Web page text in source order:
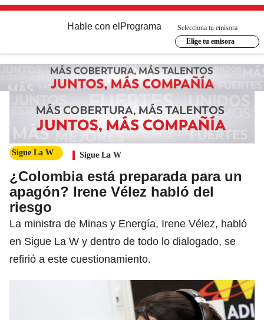
Hable con el Programa
Selecciona tu emisora
Elige tu emisora
Sigue La W Sigue La W
¿Colombia está preparada para un
apagón? Irene Vélez habló del
riesgo
La ministra de Minas y Energía, Irene Vélez, habló
en Sigue La W y dentro de todo lo dialogado, se
refirió a este cuestionamiento.